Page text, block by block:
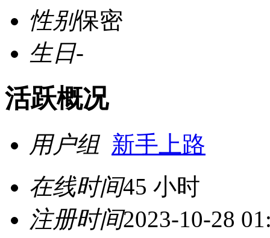
性别保密
生日-
活跃概况
用户组 新手上路
在线时间45 小时
注册时间2023-10-28